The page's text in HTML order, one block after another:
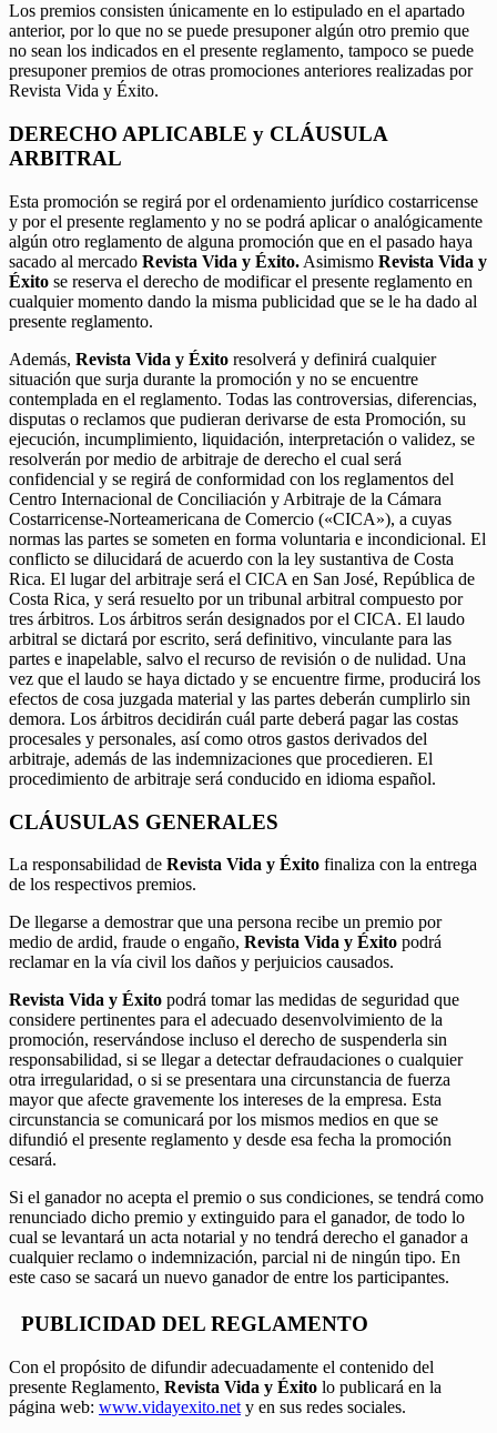
Los premios consisten únicamente en lo estipulado en el apartado
anterior, por lo que no se puede presuponer algún otro premio que
no sean los indicados en el presente reglamento, tampoco se puede
presuponer premios de otras promociones anteriores realizadas por
Revista Vida y Éxito.
DERECHO APLICABLE y CLÁUSULA
ARBITRAL
Esta promoción se regirá por el ordenamiento jurídico costarricense
y por el presente reglamento y no se podrá aplicar o analógicamente
algún otro reglamento de alguna promoción que en el pasado haya
sacado al mercado Revista Vida y Éxito. Asimismo Revista Vida y
Éxito se reserva el derecho de modificar el presente reglamento en
cualquier momento dando la misma publicidad que se le ha dado al
presente reglamento.
Además, Revista Vida y Éxito resolverá y definirá cualquier
situación que surja durante la promoción y no se encuentre
contemplada en el reglamento. Todas las controversias, diferencias,
disputas o reclamos que pudieran derivarse de esta Promoción, su
ejecución, incumplimiento, liquidación, interpretación o validez, se
resolverán por medio de arbitraje de derecho el cual será
confidencial y se regirá de conformidad con los reglamentos del
Centro Internacional de Conciliación y Arbitraje de la Cámara
Costarricense-Norteamericana de Comercio («CICA»), a cuyas
normas las partes se someten en forma voluntaria e incondicional. El
conflicto se dilucidará de acuerdo con la ley sustantiva de Costa
Rica. El lugar del arbitraje será el CICA en San José, República de
Costa Rica, y será resuelto por un tribunal arbitral compuesto por
tres árbitros. Los árbitros serán designados por el CICA. El laudo
arbitral se dictará por escrito, será definitivo, vinculante para las
partes e inapelable, salvo el recurso de revisión o de nulidad. Una
vez que el laudo se haya dictado y se encuentre firme, producirá los
efectos de cosa juzgada material y las partes deberán cumplirlo sin
demora. Los árbitros decidirán cuál parte deberá pagar las costas
procesales y personales, así como otros gastos derivados del
arbitraje, además de las indemnizaciones que procedieren. El
procedimiento de arbitraje será conducido en idioma español.
CLÁUSULAS GENERALES
La responsabilidad de Revista Vida y Éxito finaliza con la entrega
de los respectivos premios.
De llegarse a demostrar que una persona recibe un premio por
medio de ardid, fraude o engaño, Revista Vida y Éxito podrá
reclamar en la vía civil los daños y perjuicios causados.
Revista Vida y Éxito podrá tomar las medidas de seguridad que
considere pertinentes para el adecuado desenvolvimiento de la
promoción, reservándose incluso el derecho de suspenderla sin
responsabilidad, si se llegar a detectar defraudaciones o cualquier
otra irregularidad, o si se presentara una circunstancia de fuerza
mayor que afecte gravemente los intereses de la empresa. Esta
circunstancia se comunicará por los mismos medios en que se
difundió el presente reglamento y desde esa fecha la promoción
cesará.
Si el ganador no acepta el premio o sus condiciones, se tendrá como
renunciado dicho premio y extinguido para el ganador, de todo lo
cual se levantará un acta notarial y no tendrá derecho el ganador a
cualquier reclamo o indemnización, parcial ni de ningún tipo. En
este caso se sacará un nuevo ganador de entre los participantes.
PUBLICIDAD DEL REGLAMENTO
Con el propósito de difundir adecuadamente el contenido del
presente Reglamento, Revista Vida y Éxito lo publicará en la
página web: www.vidayexito.net y en sus redes sociales.